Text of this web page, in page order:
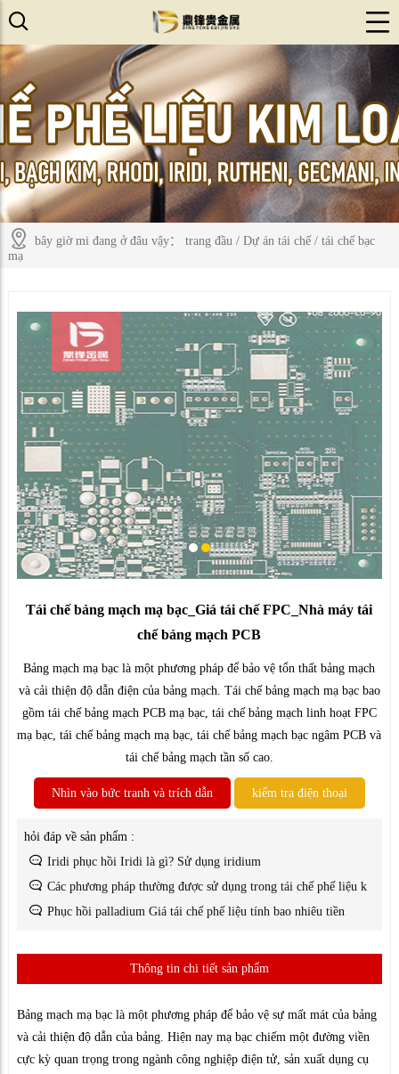
bây giờ mi đang ở đâu vậy： trang đầu / Dự án tái chế/ tái chế bạc
mạ
Tái chế bảng mạch mạ bạc_Giá tái chế FPC_Nhà máy tái
chế bảng mạch PCB
Bảng mạch mạ bạc là một phương pháp để bảo vệ tổn thất bảng mạch
và cải thiện độ dẫn điện của bảng mạch. Tái chế bảng mạch mạ bạc bao
gồm tái chế bảng mạch PCB mạ bạc, tái chế bảng mạch linh hoạt FPC
mạ bạc, tái chế bảng mạch mạ bạc, tái chế bảng mạch bạc ngâm PCB và
tái chế bảng mạch tần số cao.
Nhìn vào bức tranh và trích dẫn kiểm tra điện thoại
hỏi đáp về sản phẩm :
Iridi phục hồi Iridi là gì? Sử dụng iridium
Các phương pháp thường được sử dụng trong tái chế phế liệu k
Phục hồi palladium Giá tái chế phế liệu tính bao nhiêu tiền
Thông tin chi tiết sản phẩm
Bảng mạch mạ bạc là một phương pháp để bảo vệ sự mất mát của bảng
và cải thiện độ dẫn của bảng. Hiện nay mạ bạc chiếm một đường viền
cực kỳ quan trọng trong ngành công nghiệp điện tử, sản xuất dụng cụ